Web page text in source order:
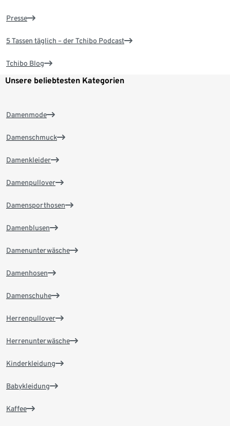
Presse
5 Tassen täglich – der Tchibo Podcast
Tchibo Blog
Unsere beliebtesten Kategorien
Damenmode
Damenschmuck
Damenkleider
Damenpullover
Damensporthosen
Damenblusen
Damenunterwäsche
Damenhosen
Damenschuhe
Herrenpullover
Herrenunterwäsche
Kinderkleidung
Babykleidung
Kaffee